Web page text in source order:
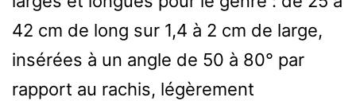
42 cm de long sur 1,4 à 2 cm de large,
insérées à un angle de 50 à 80° par
rapport au rachis, légèrement